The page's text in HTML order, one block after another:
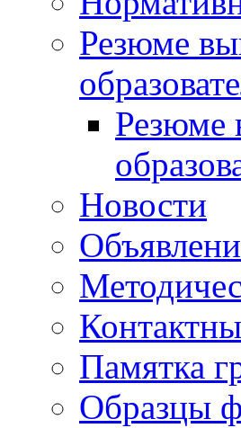
Резюме
Резюме
Новости
Памятка
Образцы